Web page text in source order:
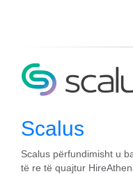
Scalus
Scalus përfundimisht u
të re të quajtur